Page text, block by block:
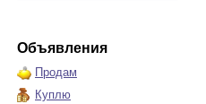
Объявления
Продам
Куплю